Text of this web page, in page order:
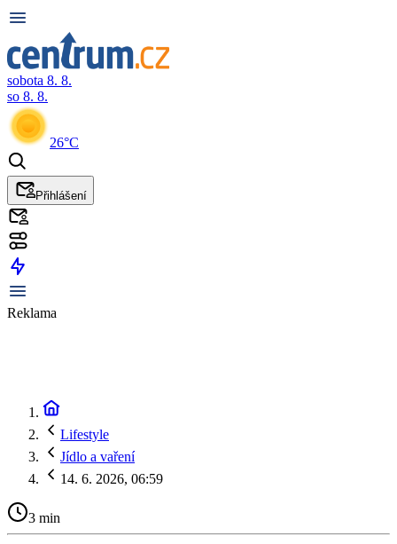
sobota 8. 8.
so 8. 8.
26°C
Přihlášení
Reklama
Lifestyle
Jídlo a vaření
14. 6. 2026, 06:59
3 min